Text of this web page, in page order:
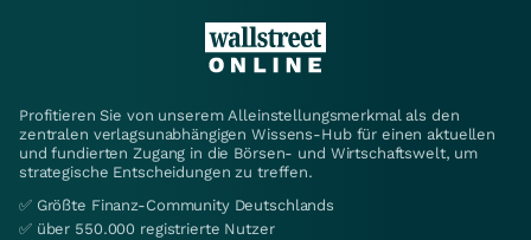
Profitieren Sie von unserem Alleinstellungsmerkmal als den
zentralen verlagsunabhängigen Wissens-Hub für einen aktuellen
und fundierten Zugang in die Börsen- und Wirtschaftswelt, um
strategische Entscheidungen zu treffen.
✅ Größte Finanz-Community Deutschlands
✅ über 550.000 registrierte Nutzer